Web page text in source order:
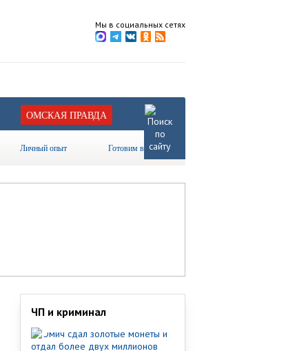
Мы в социальных сетях
ОМСКАЯ ПРАВДА
Личный опыт Готовим вместе
ЧП и криминал